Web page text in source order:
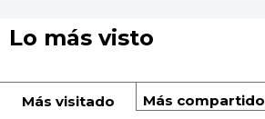
Lo más visto
Más visitado Más compartido